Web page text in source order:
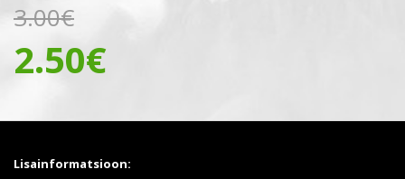
3.00€
2.50€
Lisainformatsioon: